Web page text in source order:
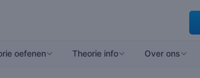
oefenen Theorie info Over ons